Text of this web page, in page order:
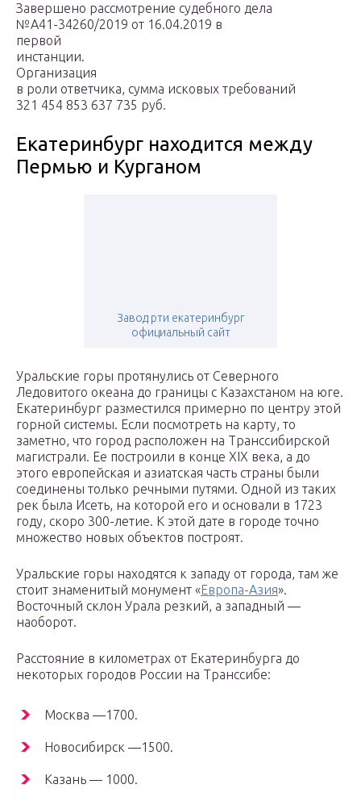
Завершено рассмотрение судебного дела
№А41-34260/2019 от 16.04.2019 в
первой
инстанции.
Организация
в роли ответчика, сумма исковых требований
321 454 853 637 735 руб.
Екатеринбург находится между
Пермью и Курганом
Завод рти екатеринбург
официальный сайт
Уральские горы протянулись от Северного
Ледовитого океана до границы с Казахстаном на юге.
Екатеринбург разместился примерно по центру этой
горной системы. Если посмотреть на карту, то
заметно, что город расположен на Транссибирской
магистрали. Ее построили в конце XIX века, а до
этого европейская и азиатская часть страны были
соединены только речными путями. Одной из таких
рек была Исеть, на которой его и основали в 1723
году, скоро 300-летие. К этой дате в городе точно
множество новых объектов построят.
Уральские горы находятся к западу от города, там же
стоит знаменитый монумент «Европа-Азия».
Восточный склон Урала резкий, а западный —
наоборот.
Расстояние в километрах от Екатеринбурга до
некоторых городов России на Транссибе:
Москва —1700.
Новосибирск —1500.
Казань — 1000.